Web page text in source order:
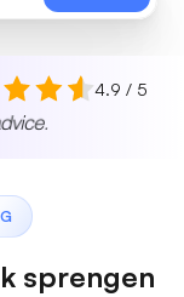
4.9 / 5
sprengen